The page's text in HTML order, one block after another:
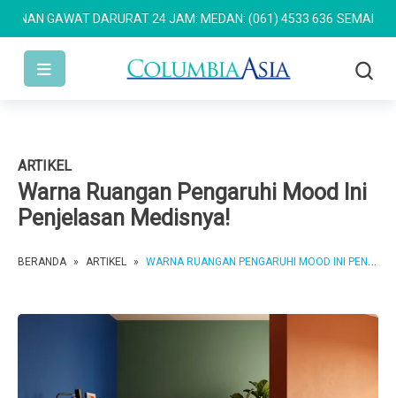
GAWAT DARURAT 24 JAM: MEDAN: (061) 4533 636 SEMARANG:
ARTIKEL
Warna Ruangan Pengaruhi Mood Ini
Penjelasan Medisnya!
BERANDA » ARTIKEL » WARNA RUANGAN PENGARUHI MOOD INI PENJELASAN MEDISNYA!